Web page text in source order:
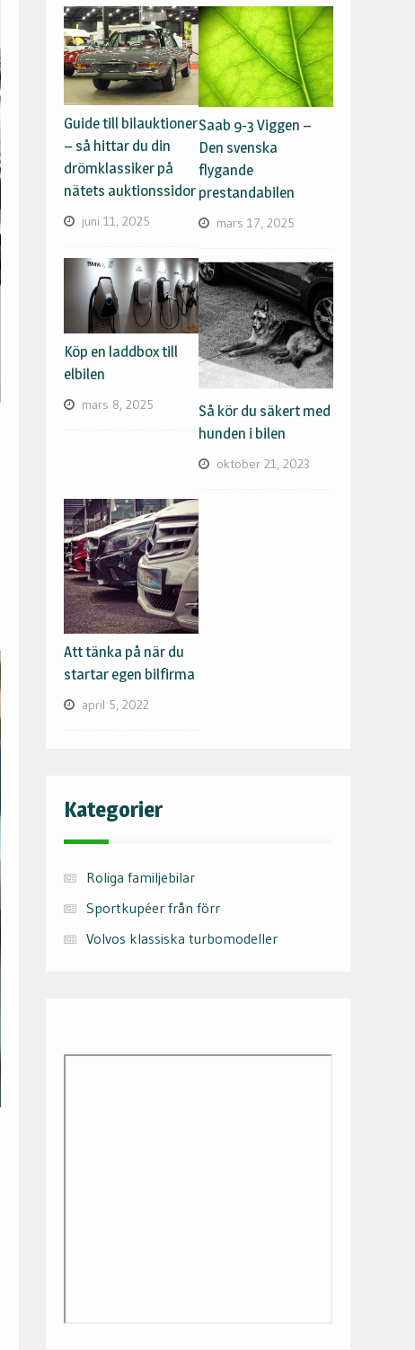
Guide till bilauktioner
– så hittar du din
drömklassiker på
nätets auktionssidor
juni 11, 2025
Saab 9-3 Viggen –
Den svenska
flygande
prestandabilen
mars 17, 2025
Köp en laddbox till
elbilen
mars 8, 2025
Så kör du säkert med
hunden i bilen
oktober 21, 2023
Att tänka på när du
startar egen bilfirma
april 5, 2022
Kategorier
Roliga familjebilar
Sportkupéer från förr
Volvos klassiska turbomodeller